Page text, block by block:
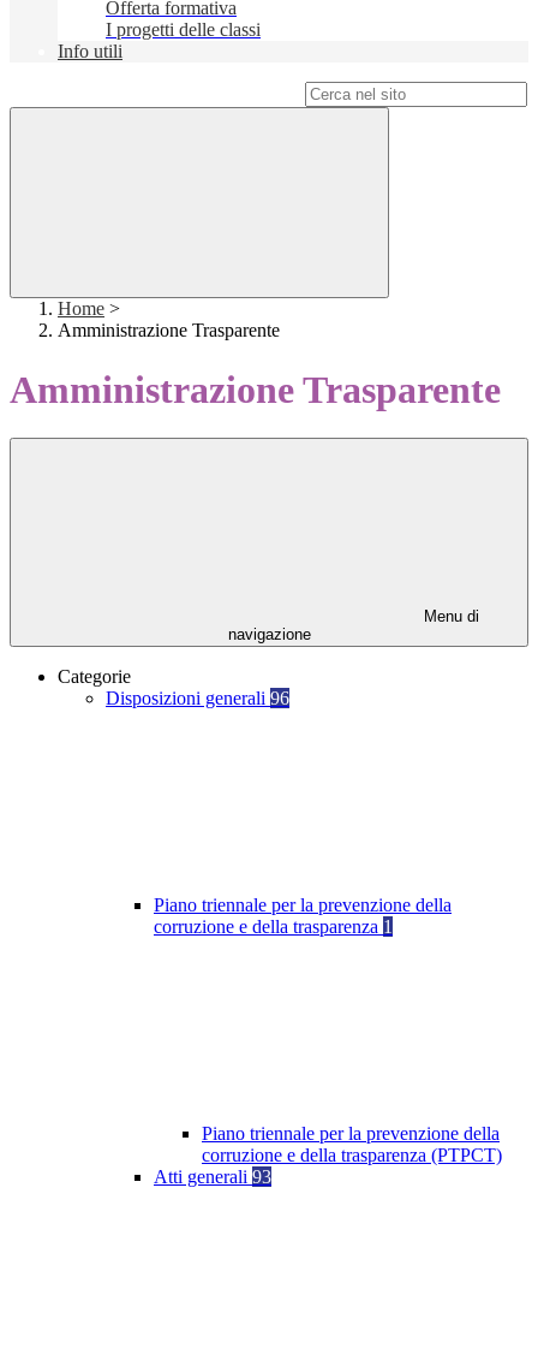
Offerta formativa
I progetti delle classi
Info utili
Home >
Amministrazione Trasparente
Amministrazione Trasparente
Menu di
navigazione
Categorie
Disposizioni generali 96
Piano triennale per la prevenzione della
corruzione e della trasparenza 1
Piano triennale per la prevenzione della
corruzione e della trasparenza (PTPCT)
Atti generali 93